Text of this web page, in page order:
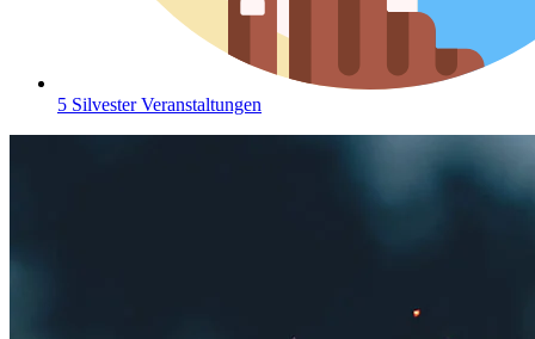
5 Silvester Veranstaltungen